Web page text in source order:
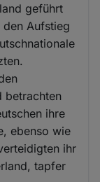
geführt
Aufstieg
betrachten
ihre
ebenso wie
ihr
tapfer